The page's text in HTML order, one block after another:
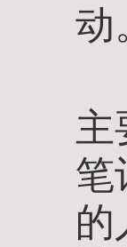
动
主
笔
的